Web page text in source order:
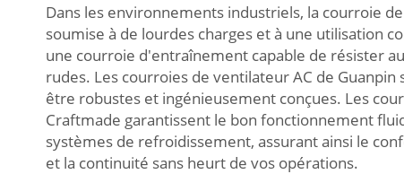
Dans les environnements industriels, la courroie
soumise à de lourdes charges et à une utilisation
une courroie d'entraînement capable de résister
rudes. Les courroies de ventilateur AC de Guanpin
être robustes et ingénieusement conçues. Les
Craftmade garantissent le bon fonctionnement
systèmes de refroidissement, assurant ainsi le
et la continuité sans heurt de vos opérations.